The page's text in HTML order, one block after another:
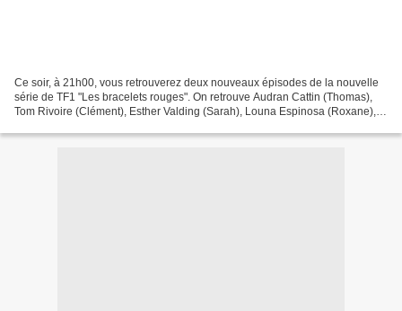
Ce soir, à 21h00, vous retrouverez deux nouveaux épisodes de la nouvelle
série de TF1 "Les bracelets rouges". On retrouve Audran Cattin (Thomas),
Tom Rivoire (Clément), Esther Valding (Sarah), Louna Espinosa (Roxane),